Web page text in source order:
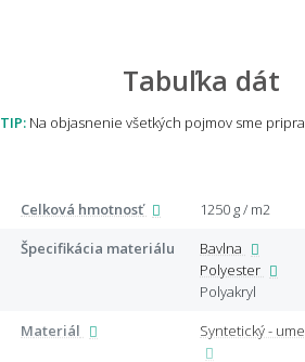
Tabuľka dát
TIP:Na objasnenie všetkých pojmov sme
Celková hmotnosť
1250 g / m2
Špecifikácia materiálu
Bavlna
Polyester
Polyakryl
Materiál
Syntetický -